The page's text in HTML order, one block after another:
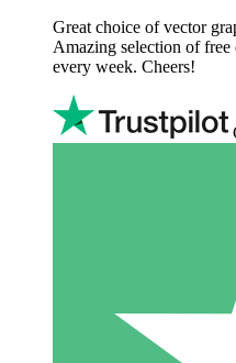
Great choice of vector
Amazing selection of
every week. Cheers!